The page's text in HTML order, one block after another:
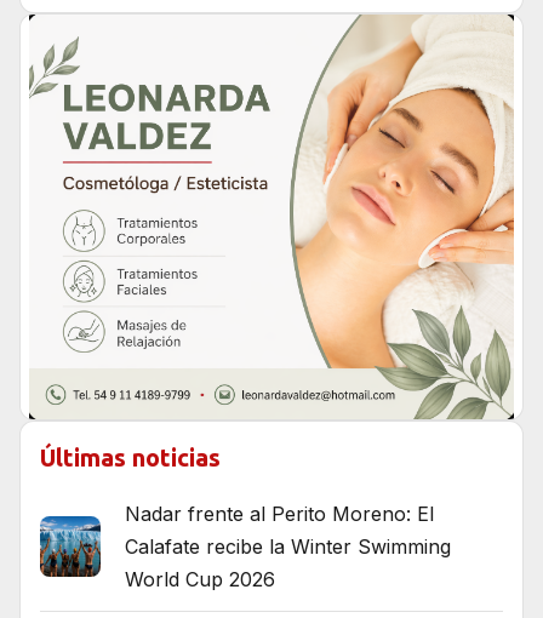
Últimas noticias
Nadar frente al Perito Moreno: El
Calafate recibe la Winter Swimming
World Cup 2026